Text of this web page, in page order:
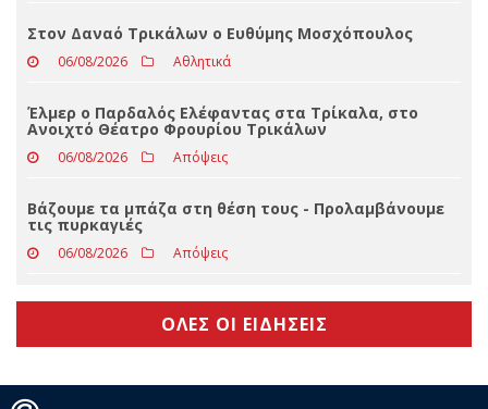
574 συλλήψεις τον Ιούλιο στη Θεσσαλία
Στον Δαναό Τρικάλων ο Ευθύμης Μοσχόπουλος
06/08/2026 Αθλητικά
Έλμερ ο Παρδαλός Ελέφαντας στα Τρίκαλα, στο
Ανοιχτό Θέατρο Φρουρίου Τρικάλων
06/08/2026 Απόψεις
Βάζουμε τα μπάζα στη θέση τους - Προλαμβάνουμε
06/08/2026 Απόψεις